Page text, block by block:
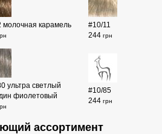
молочная карамель
#10/11
244 грн
ультра светлый
фиолетовый
#10/85
244 грн
ассортимент